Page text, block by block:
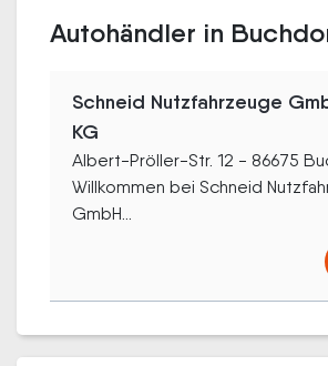
Autohändler in
Schneid Nutzfahrzeuge
KG
Albert-Pröller-Str. 12 - 86675
Willkommen bei Schneid
GmbH...